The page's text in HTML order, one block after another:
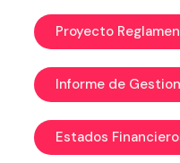
Proyecto
Informe de Gestion
Estados